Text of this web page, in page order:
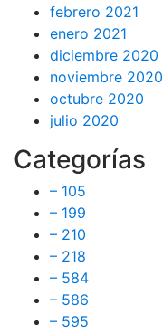
febrero 2021
enero 2021
diciembre 2020
noviembre 2020
octubre 2020
julio 2020
Categorías
– 105
– 199
– 210
– 218
– 584
– 586
– 595